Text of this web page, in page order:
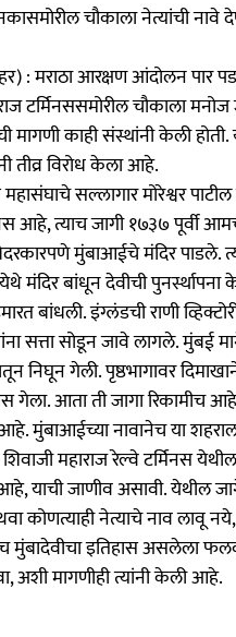
चौकाला नेत्यांची नावे
: मराठा आरक्षण आंदोलन पार
टर्मिनससमोरील चौकाला
काही संस्थांनी केली होती.
तीव्र विरोध केला आहे.
सल्लागार मोरेश्वर
आहे, त्याच जागी १७३७ पूर्वी
मुंबाआईचे मंदिर पाडले.
मंदिर बांधून देवीची पुनर्स्थापना
बांधली. इंग्लंडची राणी
सत्ता सोडून जावे लागले. मुंबई
निघून गेली. पृष्ठभागावर
गेला. आता ती जागा रिकामीच
मुंबाआईच्या नावानेच या
महाराज रेल्वे टर्मिनस
याची जाणीव असावी. येथील
कोणत्याही नेत्याचे नाव लावू
मुंबादेवीचा इतिहास असलेला
अशी मागणीही त्यांनी केली आहे.